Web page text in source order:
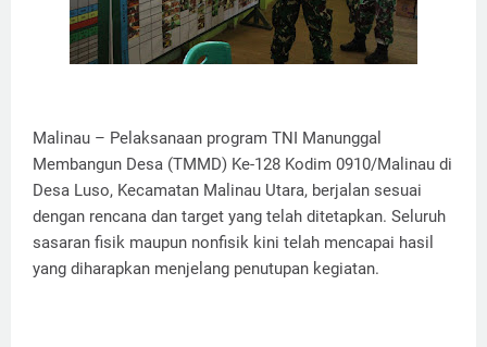
Malinau – Pelaksanaan program TNI Manunggal
Membangun Desa (TMMD) Ke-128 Kodim 0910/Malinau di
Desa Luso, Kecamatan Malinau Utara, berjalan sesuai
dengan rencana dan target yang telah ditetapkan. Seluruh
sasaran fisik maupun nonfisik kini telah mencapai hasil
yang diharapkan menjelang penutupan kegiatan.